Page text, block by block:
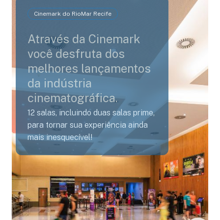
Cinemark do RioMar Recife
Através da Cinemark
você desfruta dos
melhores lançamentos
da indústria
cinematográfica.
12 salas, incluindo duas salas prime,
para tornar sua experiência ainda
mais inesquecível!